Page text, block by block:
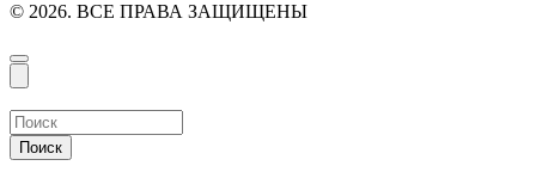
© 2026. ВСЕ ПРАВА ЗАЩИЩЕНЫ
Поиск